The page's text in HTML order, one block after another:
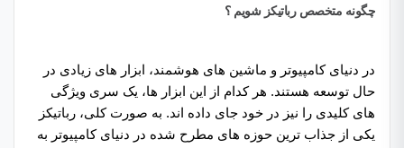
چگونه متخصص رباتیکز شویم ؟
در دنیای کامپیوتر و ماشین های هوشمند، ابزار های زیادی در
حال توسعه هستند. هر کدام از این ابزار ها، یک سری ویژگی
های کلیدی را نیز در خود جای داده اند. به صورت کلی، رباتیکز
یکی از جذاب ترین حوزه های مطرح شده در دنیای کامپیوتر به